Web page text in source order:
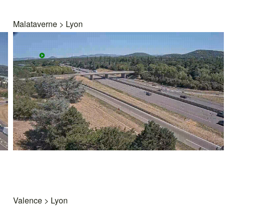
Malataverne > Lyon
Valence > Lyon